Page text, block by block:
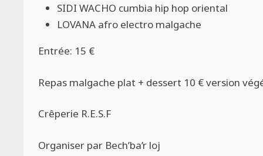
SIDI WACHO cumbia hip hop oriental
LOVANA afro electro malgache
Entrée: 15 €
Repas malgache plat + dessert 10 € version
Crêperie R.E.S.F
Organiser par Bech’ba’r loj